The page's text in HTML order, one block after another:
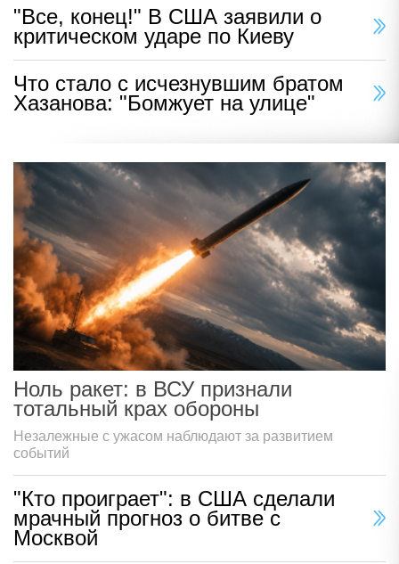
"Все, конец!" В США заявили о
критическом ударе по Киеву
Что стало с исчезнувшим братом
Хазанова: "Бомжует на улице"
Ноль ракет: в ВСУ признали
тотальный крах обороны
Незалежные с ужасом наблюдают за развитием
событий
"Кто проиграет": в США сделали
мрачный прогноз о битве с
Москвой